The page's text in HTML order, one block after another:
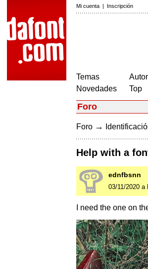
Mi cuenta | Inscripción
Temas
Novedades
Top
Foro
Foro →
Help with a
ednfbsnn
03/11/2020 a
I need the one on